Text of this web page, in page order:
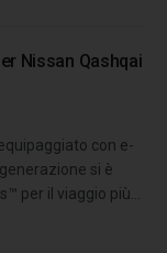
Nissan Qashqai
con e-
si è
per il viaggio più...